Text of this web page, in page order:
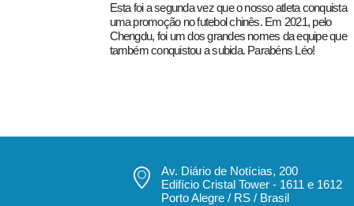
Esta foi a segunda vez que o nosso atleta conquista
uma promoção no futebol chinês. Em 2021, pelo
Chengdu, foi um dos grandes nomes da equipe que
também conquistou a subida. Parabéns Léo!
Av. Diário de Notícias, 200
Edifício Cristal Tower - 1611 e 1612
Porto Alegre / RS / Brasil